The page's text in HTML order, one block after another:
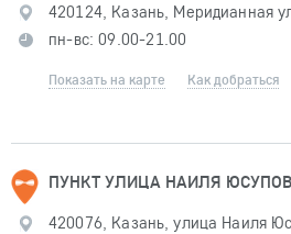
420124, Казань, Меридианная
пн-вс: 09.00-21.00
Показать на карте Как добраться
ПУНКТ УЛИЦА НАИЛЯ
420076, Казань, улица Наиля